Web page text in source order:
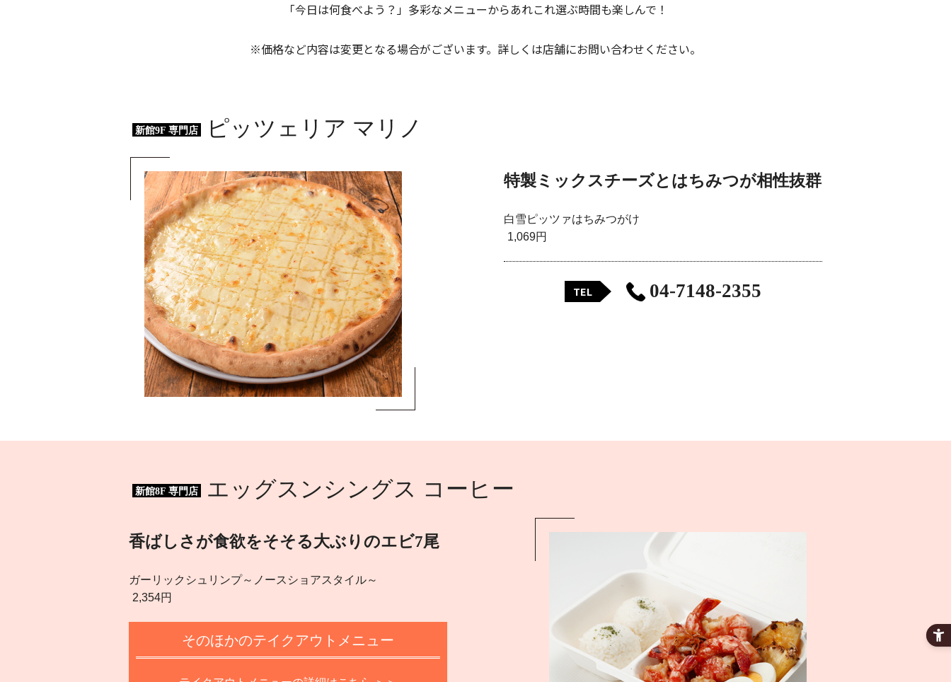
「今日は何食べよう？」多彩なメニューからあれこれ選ぶ時間も楽しんで！
※価格など内容は変更となる場合がございます。詳しくは店舗にお問い合わせください。
新館9F 専門店 ピッツェリア マリノ
特製ミックスチーズとはちみつが相性抜群
白雪ピッツァはちみつがけ
1,069円
TEL 04-7148-2355
新館8F 専門店 エッグスンシングス コーヒー
香ばしさが食欲をそそる大ぶりのエビ7尾
ガーリックシュリンプ～ノースショアスタイル～
2,354円
そのほかのテイクアウトメニュー